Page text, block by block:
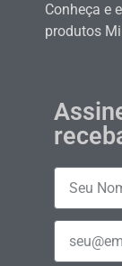
Conheça e
produtos